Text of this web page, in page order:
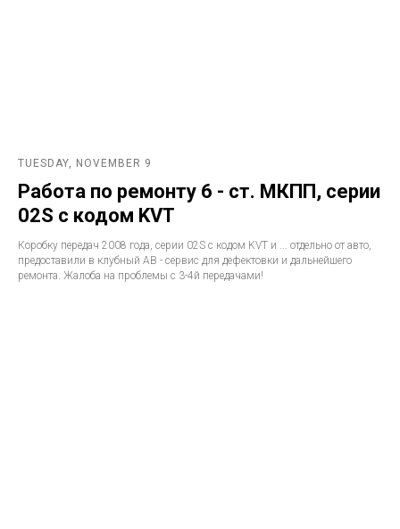
TUESDAY, NOVEMBER 9
Работа по ремонту 6 - ст. МКПП, серии
02S с кодом KVT
Коробку передач 2008 года, серии 02S с кодом KVT и ... отдельно от авто,
предоставили в клубный АВ - сервис для дефектовки и дальнейшего
ремонта. Жалоба на проблемы с 3-4й передачами!